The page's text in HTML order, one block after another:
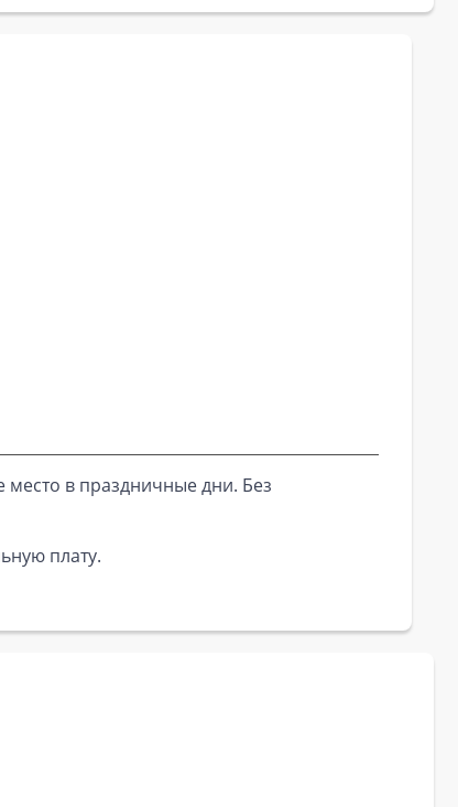
место в праздничные дни. Без
плату.